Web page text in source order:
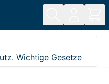
Wichtige Gesetze